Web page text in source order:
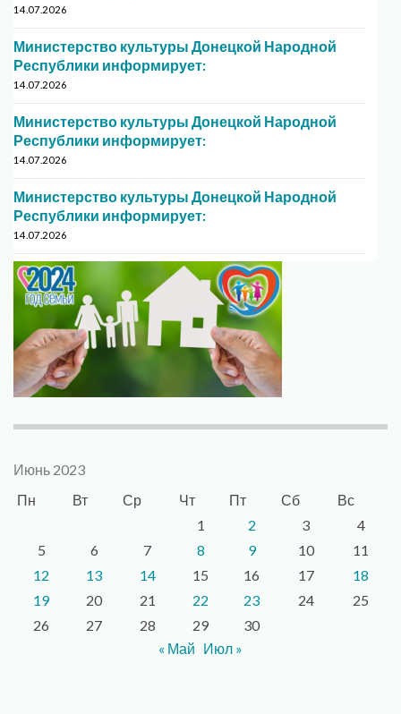
14.07.2026
Министерство культуры Донецкой Народной
Республики информирует:
14.07.2026
Министерство культуры Донецкой Народной
Республики информирует:
14.07.2026
Министерство культуры Донецкой Народной
Республики информирует:
14.07.2026
Июнь 2023
Пн
Вт Ср Чт Пт Сб
Вс
1
2 3
4
5
6 7 8 9 10
11
12
13 14 15 16 17
18
19
20 21 22 23 24
25
26
27 28 29
30
« Май Июл »